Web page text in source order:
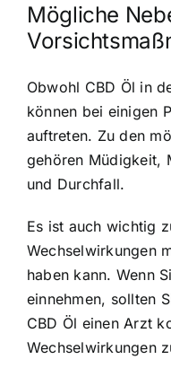
Mögliche
Obwohl CBD Öl in
können bei einigen
auftreten. Zu den
gehören Müdigkeit,
und Durchfall.
Es ist auch wichtig
Wechselwirkungen
haben kann. Wenn
einnehmen, sollten
CBD Öl einen Arzt
Wechselwirkungen